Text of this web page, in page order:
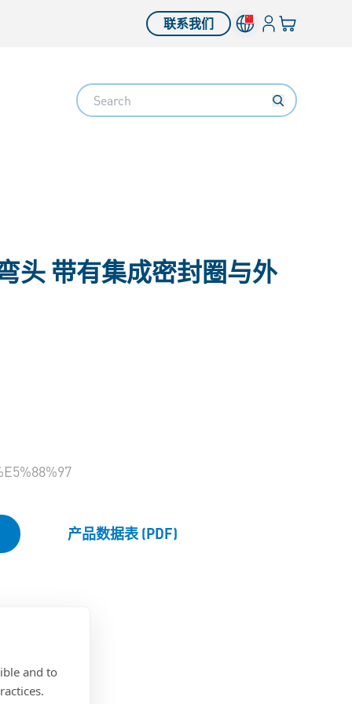
and to
联系我们 登入您的购物车
Search
头 带有集成密封圈与外
产品数据表 (PDF)